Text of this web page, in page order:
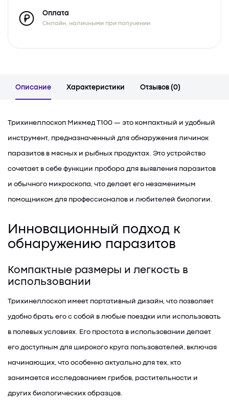
Оплата
Онлайн, наличными при получении
Описание Характеристики Отзывов (0)
Трихинеллоскоп Микмед T100 — это компактный и удобный
инструмент, предназначенный для обнаружения личинок
паразитов в мясных и рыбных продуктах. Это устройство
сочетает в себе функции пробора для выявления паразитов
и обычного микроскопа, что делает его незаменимым
помощником для профессионалов и любителей биологии.
Инновационный подход к
обнаружению паразитов
Компактные размеры и легкость в
использовании
Трихинеллоскоп имеет портативный дизайн, что позволяет
удобно брать его с собой в любые поездки или использовать
в полевых условиях. Его простота в использовании делает
его доступным для широкого круга пользователей, включая
начинающих, что особенно актуально для тех, кто
занимается исследованием грибов, растительности и
других биологических образцов.